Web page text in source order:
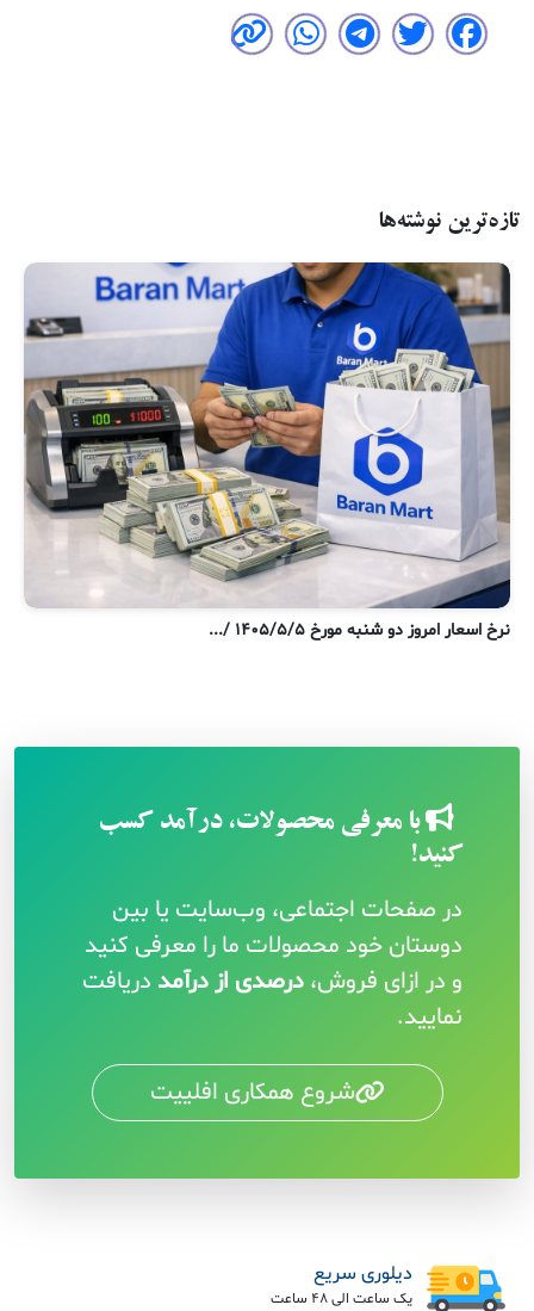
تازه‌ترین نوشته‌ها
نرخ اسعار امروز دو شنبه مورخ ۱۴۰۵/۵/۵ /...
با معرفی محصولات، درآمد کسب
کنید!
در صفحات اجتماعی، وب‌سایت یا بین
دوستان خود محصولات ما را معرفی کنید
و در ازای فروش، درصدی از درآمد دریافت
نمایید.
شروع همکاری افلییت
دیلوری سریع
یک ساعت الی 48 ساعت